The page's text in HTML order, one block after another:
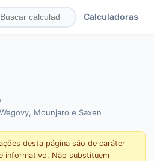
Calculadoras
›
Mounjaro e Saxen
desta página são de caráter
informativo. Não substituem